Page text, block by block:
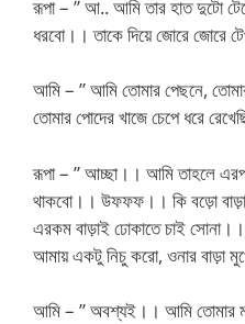
রূপা – ” আ.. আমি তার হাত দুটো
ধরবো।। তাকে দিয়ে জোরে জোরে
আমি – ” আমি তোমার পেছনে,
তোমার পোদের খাজে চেপে ধরে
রূপা – ” আচ্ছা।। আমি তাহলে এরপর
থাকবো।। উফফফ।। কি বড়ো
এরকম বাড়াই ঢোকাতে চাই সোনা।।
আমায় একটু নিচু করো, ওনার বাড়া
আমি – ” অবশ্যই।। আমি তোমার